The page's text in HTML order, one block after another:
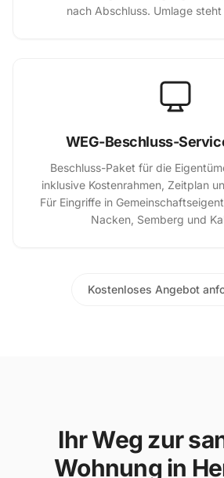
nach Abschluss. Umlage
WEG-Beschluss-
Beschluss-Paket für die
inklusive Kostenrahmen, Zeitplan
Für Eingriffe in
Nacken, Semberg und
Kostenloses Angebot
Ihr Weg zur
Wohnung in